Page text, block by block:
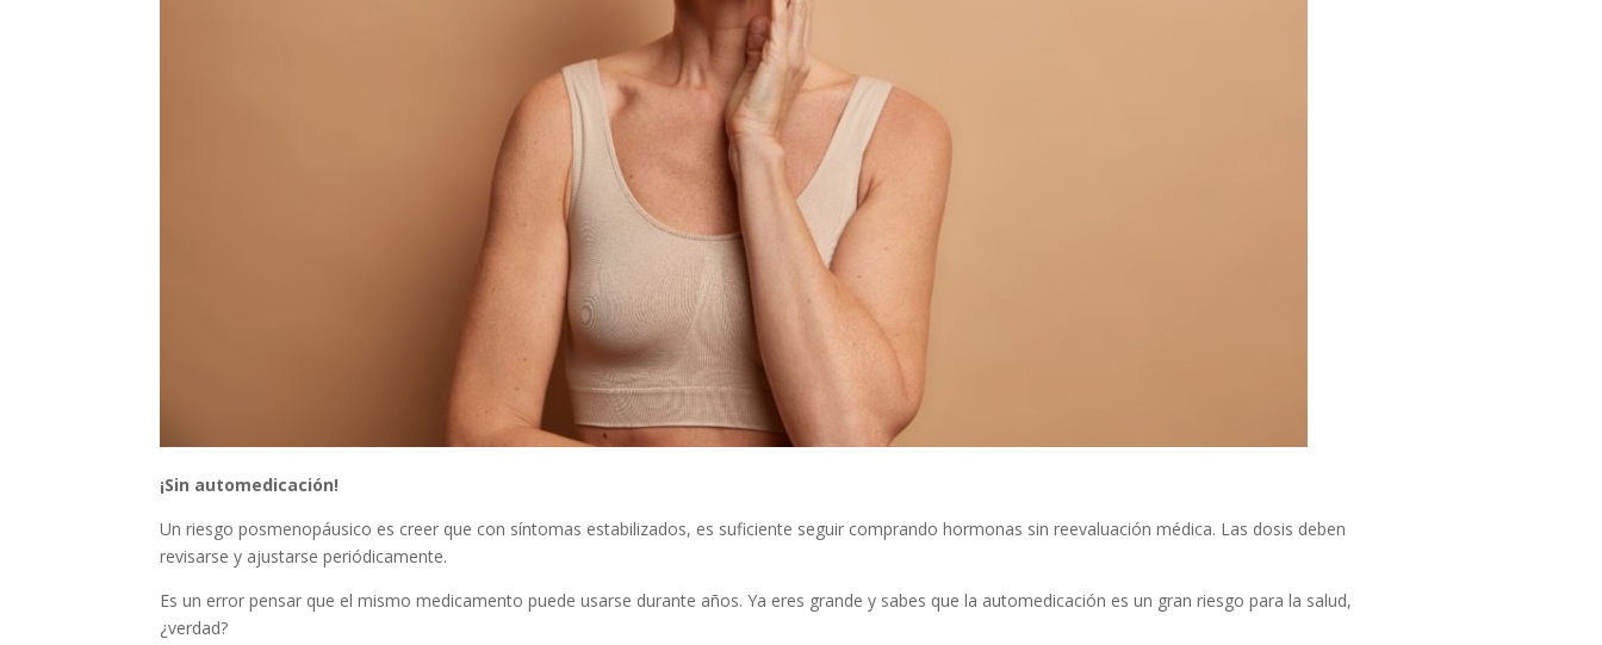
¡Sin automedicación!
Un riesgo posmenopáusico es creer que con síntomas estabilizados, es suficiente seguir comprando hormonas sin reevaluación médica. Las dosis deben
revisarse y ajustarse periódicamente.
Es un error pensar que el mismo medicamento puede usarse durante años. Ya eres grande y sabes que la automedicación es un gran riesgo para la salud,
¿verdad?